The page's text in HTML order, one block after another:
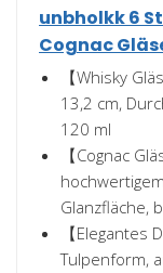
unbholkk 6
Cognac
【Whisky
13,2 cm,
120 ml
【Cognac
Glanzfläche,
【Elegantes
Tulpenform,